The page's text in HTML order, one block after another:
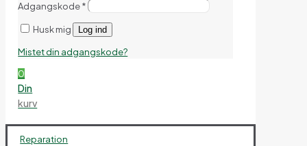
Adgangskode*
Husk mig Log ind
Mistet din adgangskode?
0
Din
kurv
Reparation